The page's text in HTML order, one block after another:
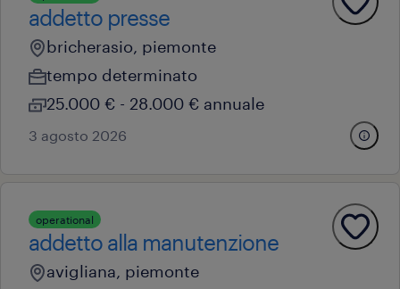
addetto presse
bricherasio, piemonte
tempo determinato
25.000 € - 28.000 € annuale
3 agosto 2026
operational
addetto alla manutenzione
avigliana, piemonte